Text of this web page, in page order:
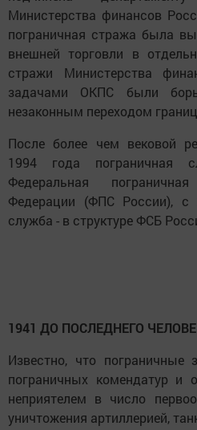
Министерства финансов
пограничная стража была
внешней торговли в
стражи Министерства
задачами ОКПС были
незаконным переходом
После более чем вековой
1994 года пограничная
Федеральная
Федерации (ФПС России), с
служба - в структуре ФСБ
1941 ДО ПОСЛЕДНЕГО
Известно, что пограничные
пограничных комендатур и
неприятелем в число
уничтожения артиллерией,